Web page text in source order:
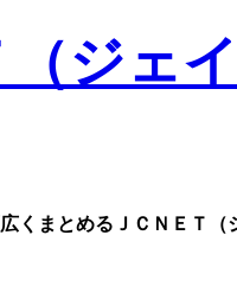
くまとめるＪＣＮＥＴ（